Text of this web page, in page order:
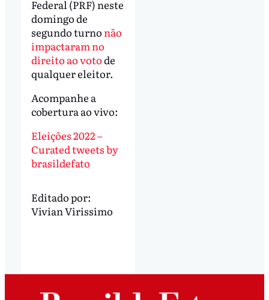
Federal (PRF) neste
domingo de
segundo turno não
impactaram no
direito ao votode
qualquer eleitor.
Acompanhe a
cobertura ao vivo:
Eleições 2022 –
Curated tweets by
brasildefato
Editado por:
Vivian Virissimo